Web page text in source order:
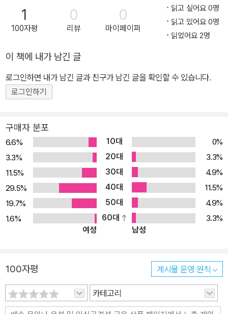
에서 급식 먹방을 찍어 올리는 일, 아이들이 서로 얼굴을 마주 보고 웃
으며 간식을 먹을 수 있게 준비하는 일. 이원재 작가는 학교라는 울타
리 안에서 모두가 편안함과 안전함을 느꼈으면 하는 마음으로 이 일
을 수 년째 해 오고 있다. 한 명의 교사가 시작한 다정한 말과 행동은
를 보며, 좋아하던 남자 친구와 헤어져서 슬픈 성경이 사연을 듣고, 부
모님의 이혼으로 힘든 시간을 보내는 여름이가 쓴 글을 읽고, 가정폭
가대표를 꿈꿨으나 부상으로 운동을 그만두고 전학 온 상호에게, 이
원재 작가는 짧지만 힘이 센 한마디를 건넨다. 그 어떤 말보다 진심이
담긴 다정한 한마디다. 선생님은, 네가 잘됐으면 좋겠어. 힘이 센 만큼
조금 더 여유 있고 너그러운 사람이었으면 좋겠다. 내가 지금까지 봐
온 너는 그런 사람이라고 믿어. 진짜 센 사람은 자기를 있는 그대로 인
정할 수 있는 사람이니까. -91쪽 다정함이 삶의 태도가 되기까지, 이
원재 작가는 결코 쉽지 않았던 과거를 돌아보며 지금의 자신을 만든
강렬한 기억을 떠올린다. 수능을 잘 보고 대학 입학만 기다리던 어느
포기하지 않고 국어교육과 입학 원서를 건네고, 4년 동안 전공책값을
는 걸 삶의 경험으로 확인한 것이다. 우연히 내가 모는 배에 올라탄 그
들에게도 위급 상황에서 어떻게 해야 할지 물어볼 수 있는, 혹은 진짜
1
100자평
0
리뷰
0
마이페이퍼
읽고 싶어요 0명
읽고 있어요 0명
읽었어요 2명
이 책에 내가 남긴 글
로그인하면 내가 남긴 글과 친구가 남긴 글을 확인할 수 있습니다.
로그인하기
구매자 분포
6.6% 10대
0%
3.3%
20대
3.3%
11.5%
30대
4.9%
29.5%
40대
11.5%
19.7%
50대
4.9%
1.6%
60대
3.3%
여성
남성
100자평 게시물 운영 원칙
카테고리